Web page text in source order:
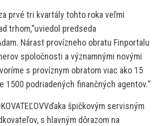
prvé tri kvartály tohto roka veľmi
trhom,“uviedol predseda
Nárast provízneho obratu Finportalu
spoločnosti a významnými novými
s províznym obratom viac ako 15
1500 podriadených finančných agentov.“
špičkovým servisným
s hlavným dôrazom na